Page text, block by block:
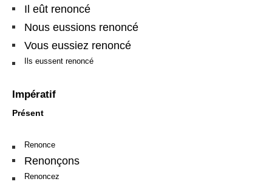
Il eût renoncé
Nous eussions renoncé
Vous eussiez renoncé
Ils eussent renoncé
Impératif
Présent
Renonce
Renonçons
Renoncez